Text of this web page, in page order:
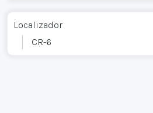
Localizador
CR-6